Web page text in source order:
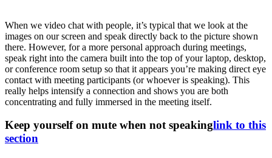
When we video chat with people, it’s typical that we look at the
images on our screen and speak directly back to the picture shown
there. However, for a more personal approach during meetings,
speak right into the camera built into the top of your laptop, desktop,
or conference room setup so that it appears you’re making direct eye
contact with meeting participants (or whoever is speaking). This
really helps intensify a connection and shows you are both
concentrating and fully immersed in the meeting itself.
Keep yourself on mute when not speakinglink to this
section